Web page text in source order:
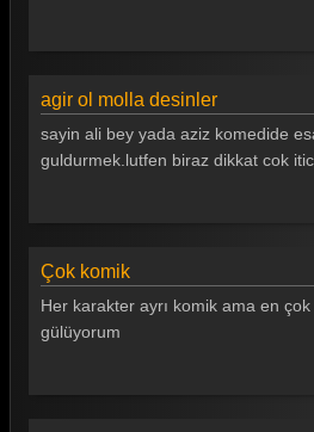
Güldür güldür 230. Bölüm
Güldür güldür 229. Bölüm
Güldür güldür 226. Bölüm
agir ol molla desinler
sayin ali bey yada aziz komedide
guldurmek.lutfen biraz dikkat cok
Çok komik
Her karakter ayrı komik ama en
gülüyorum